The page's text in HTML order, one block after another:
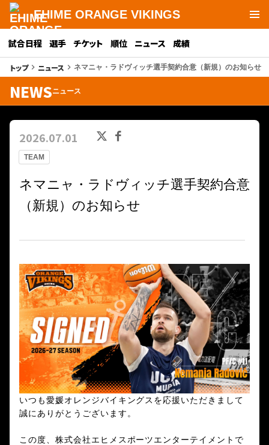
EHIME ORANGE VIKINGS
試合日程 選手 チケット 順位 ニュース 成績
トップkeyboard_arrow_right ニュース keyboard_arrow_right ネマニャ・ラドヴィッチ選手契約合意（新規）のお知らせ
NEWSニュース
TEAM
2026.07.01
ネマニャ・ラドヴィッチ選手契約合意
（新規）のお知らせ
いつも愛媛オレンジバイキングスを応援いただきまして
誠にありがとうございます。
この度、株式会社エヒメスポーツエンターテイメントで